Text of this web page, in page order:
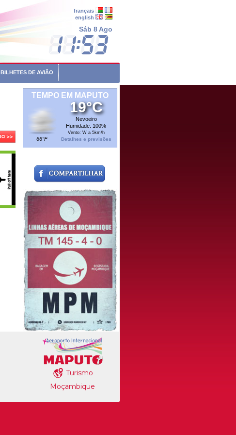
français
english
Sáb 8 Ago
BILHETES DE AVIÃO
TEMPO EM MAPUTO
66°F
19°C
Nevoeiro
Humidade: 100%
Vento: W a 5km/h
Detalhes e previsões
Turismo
Moçambique